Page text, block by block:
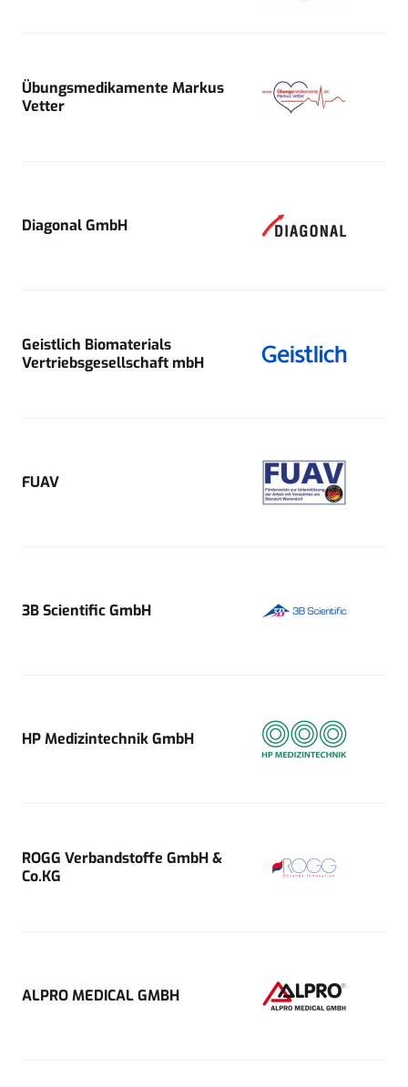
Übungsmedikamente Markus
Vetter
Diagonal GmbH
Geistlich Biomaterials
Vertriebsgesellschaft mbH
FUAV
3B Scientific GmbH
HP Medizintechnik GmbH
ROGG Verbandstoffe GmbH &
Co.KG
ALPRO MEDICAL GMBH